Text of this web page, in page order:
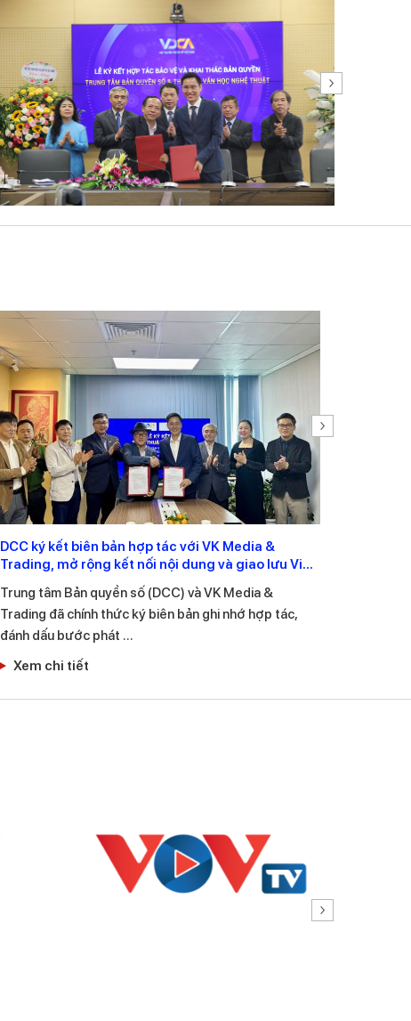
DCC ký kết biên bản hợp tác với VK Media &
Trading, mở rộng kết nối nội dung và giao lưu Việt
Trung tâm Bản quyền số (DCC) và VK Media &
Trading đã chính thức ký biên bản ghi nhớ hợp tác,
đánh dấu bước phát …
Xem chi tiết